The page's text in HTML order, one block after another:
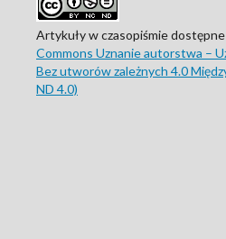
Artykuły w czasopiśmie
Commons Uznanie autorstwa –
Bez utworów zależnych 4.0
ND 4.0)